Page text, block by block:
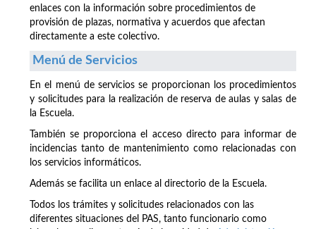
enlaces con la información sobre procedimientos de
provisión de plazas, normativa y acuerdos que afectan
directamente a este colectivo.
Menú de Servicios
En el menú de servicios se proporcionan los procedimientos
y solicitudes para la realización de reserva de aulas y salas de
la Escuela.
También se proporciona el acceso directo para informar de
incidencias tanto de mantenimiento como relacionadas con
los servicios informáticos.
Además se facilita un enlace al directorio de la Escuela.
Todos los trámites y solicitudes relacionados con las
diferentes situaciones del PAS, tanto funcionario como